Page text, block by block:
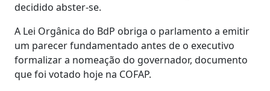
decidido abster-se.
A Lei Orgânica do BdP obriga o parlamento a emitir
um parecer fundamentado antes de o executivo
formalizar a nomeação do governador, documento
que foi votado hoje na COFAP.